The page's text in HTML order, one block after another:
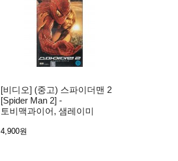
[비디오] (중고) 스파이더맨 2
[Spider Man 2] -
토비맥과이어, 샘레이미
4,900원